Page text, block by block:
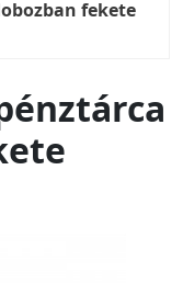
fekete